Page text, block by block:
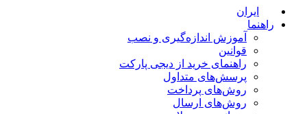
ایران
راهنما
آموزش اندازه‌گیری و نصب
قوانین
راهنمای خرید از دیجی پارکت
پرسش‌های متداول
روش‌های پرداخت
روش‌های ارسال